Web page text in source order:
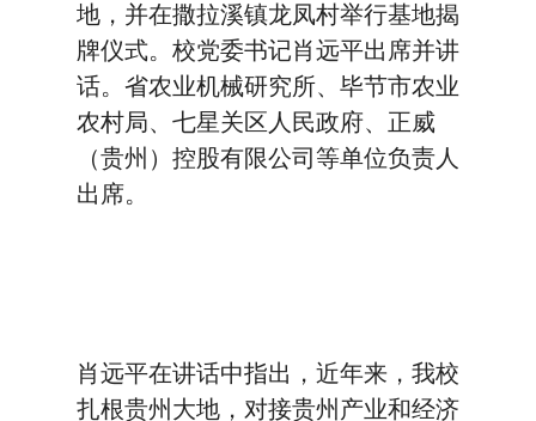
地，并在撒拉溪镇龙凤村举行基地揭
牌仪式。校党委书记肖远平出席并讲
话。省农业机械研究所、毕节市农业
农村局、七星关区人民政府、正威
（贵州）控股有限公司等单位负责人
出席。
肖远平在讲话中指出，近年来，我校
扎根贵州大地，对接贵州产业和经济